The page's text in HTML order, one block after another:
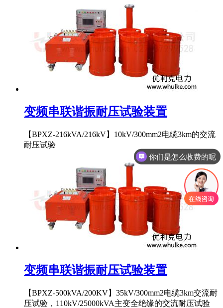
变频串联谐振耐压试验装置
【BPXZ-216kVA/216kV】10kV/300mm2电缆3km的交流
耐压试验
变频串联谐振耐压试验装置
【BPXZ-500kVA/200KV】35kV/300mm2电缆3km交流耐
压试验，110kV/25000kVA主变全绝缘的交流耐压试验
你们是怎么收费的呢